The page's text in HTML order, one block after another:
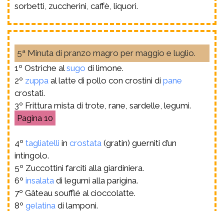
sorbetti, zuccherini, caffè, liquori.
5ª Minuta di pranzo magro per maggio e luglio.
1º Ostriche alsugo di limone.
2º zuppa al latte di pollo con crostini di pane
crostati.
3º Frittura mista di trote, rane, sardelle, legumi.
10
4º tagliatelli in crostata (gratin) guerniti d’un
intingolo.
5º Zuccottini farciti alla giardiniera.
6º insalata di legumi alla parigina.
7º Gâteau soufflé al cioccolatte.
8º gelatina di lamponi.